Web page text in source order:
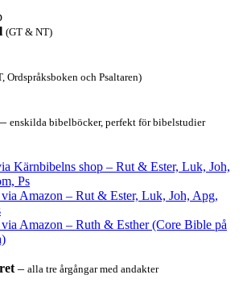
(GT & NT)
Ordspråksboken och Psaltaren)
– enskilda bibelböcker, perfekt för bibelstudier
Kärnbibelns shop – Rut & Ester, Luk, Joh,
Ps
Amazon – Rut & Ester, Luk, Joh, Apg,
Amazon – Ruth & Esther (Core Bible på
– alla tre årgångar med andakter